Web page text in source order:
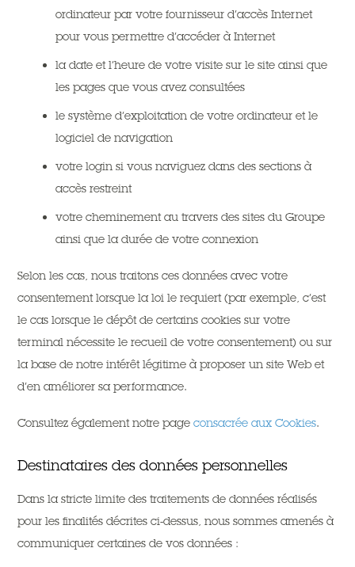
ordinateur par votre fournisseur d’accès Internet
pour vous permettre d’accéder à Internet
la date et l’heure de votre visite sur le site ainsi que
les pages que vous avez consultées
le système d’exploitation de votre ordinateur et le
logiciel de navigation
votre login si vous naviguez dans des sections à
accès restreint
votre cheminement au travers des sites du Groupe
ainsi que la durée de votre connexion
Selon les cas, nous traitons ces données avec votre
consentement lorsque la loi le requiert (par exemple, c’est
le cas lorsque le dépôt de certains cookies sur votre
terminal nécessite le recueil de votre consentement) ou sur
la base de notre intérêt légitime à proposer un site Web et
d’en améliorer sa performance.
Consultez également notre pageconsacrée aux Cookies.
Destinataires des données personnelles
Dans la stricte limite des traitements de données réalisés
pour les finalités décrites ci-dessus, nous sommes amenés à
communiquer certaines de vos données :